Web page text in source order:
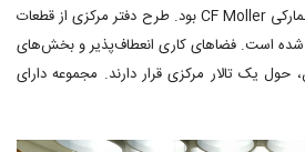
هزار مترمربع بر عهده شرکت دانمارکی CF Moller بود. طرح دفتر مرکزی از قطعات
شده است. فضاهای کاری انعطاف‌پذیر و بخش‌های
یک تالار مرکزی قرار دارند. مجموعه دارای